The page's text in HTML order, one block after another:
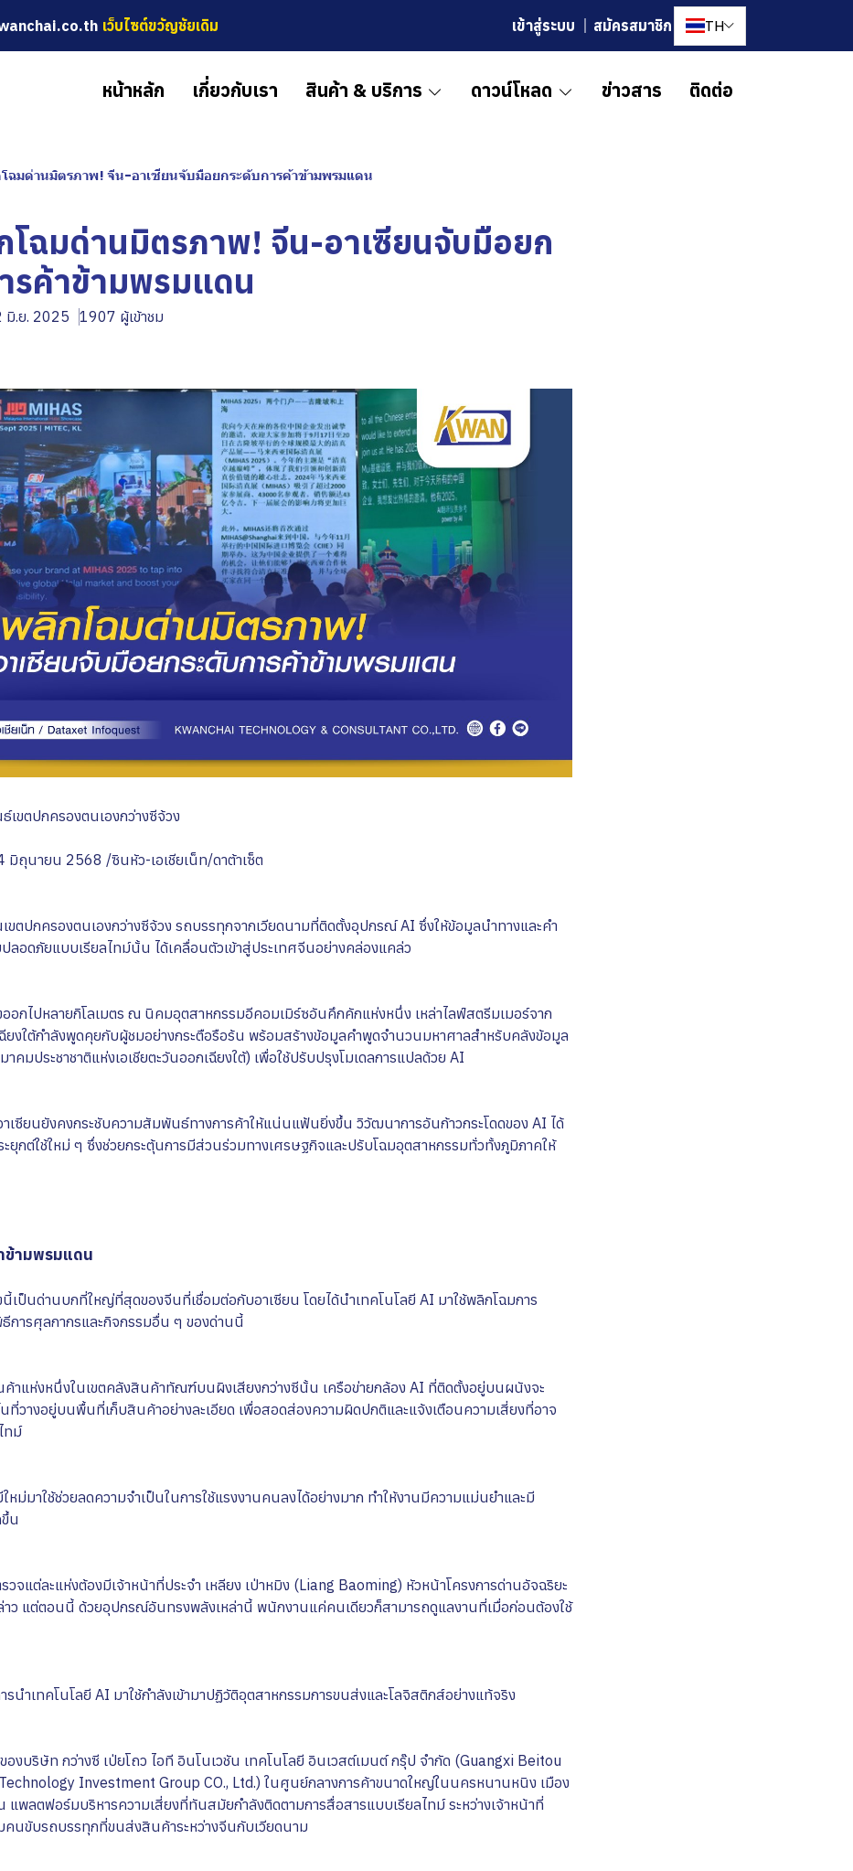
เว็บไซต์ขวัญชัยเดิม เข้าสู่ระบบ สมัครสมาชิก TH
หน้าหลัก เกี่ยวกับเรา สินค้า & บริการ ดาวน์โหลด ข่าวสาร ติดต่อ
ฉมด่านมิตรภาพ! จีน-อาเซียนจับมือยกระดับการค้าข้ามพรมแดน
ฉมด่านมิตรภาพ! จีน-อาเซียนจับมือยก
รค้าข้ามพรมแดน
มิ.ย. 2025 1907 ผู้เข้าชม
เขตปกครองตนเองกว่างซีจ้วง
มิถุนายน 2568 /ซินหัว-เอเชียเน็ท/ดาต้าเซ็ต
ขตปกครองตนเองกว่างซีจ้วง รถบรรทุกจากเวียดนามที่ติดตั้งอุปกรณ์ AI ซึ่งให้ข้อมูลนำทางและคำ
ลอดภัยแบบเรียลไทม์นั้น ได้เคลื่อนตัวเข้าสู่ประเทศจีนอย่างคล่องแคล่ว
อกไปหลายกิโลเมตร ณ นิคมอุตสาหกรรมอีคอมเมิร์ซอันคึกคักแห่งหนึ่ง เหล่าไลฟ์สตรีมเมอร์จาก
ฉียงใต้กำลังพูดคุยกับผู้ชมอย่างกระตือรือร้น พร้อมสร้างข้อมูลคำพูดจำนวนมหาศาลสำหรับคลังข้อมูล
คมประชาชาติแห่งเอเชียตะวันออกเฉียงใต้) เพื่อใช้ปรับปรุงโมเดลการแปลด้วย AI
เซียนยังคงกระชับความสัมพันธ์ทางการค้าให้แน่นแฟ้นยิ่งขึ้น วิวัฒนาการอันก้าวกระโดดของ AI ได้
ะยุกต์ใช้ใหม่ ๆ ซึ่งช่วยกระตุ้นการมีส่วนร่วมทางเศรษฐกิจและปรับโฉมอุตสาหกรรมทั่วทั้งภูมิภาคให้
ข้ามพรมแดน
เป็นด่านบกที่ใหญ่ที่สุดของจีนที่เชื่อมต่อกับอาเซียน โดยได้นำเทคโนโลยี AI มาใช้พลิกโฉมการ
การศุลกากรและกิจกรรมอื่น ๆ ของด่านนี้
าแห่งหนึ่งในเขตคลังสินค้าทัณฑ์บนผิงเสียงกว่างซีนั้น เครือข่ายกล้อง AI ที่ติดตั้งอยู่บนผนังจะ
วางอยู่บนพื้นที่เก็บสินค้าอย่างละเอียด เพื่อสอดส่องความผิดปกติและแจ้งเตือนความเสี่ยงที่อาจ
ทม์
หม่มาใช้ช่วยลดความจำเป็นในการใช้แรงงานคนลงได้อย่างมาก ทำให้งานมีความแม่นยำและมี
น
จแต่ละแห่งต้องมีเจ้าหน้าที่ประจำ เหลียง เป่าหมิง (Liang Baoming) หัวหน้าโครงการด่านอัจฉริยะ
ว แต่ตอนนี้ ด้วยอุปกรณ์อันทรงพลังเหล่านี้ พนักงานแค่คนเดียวก็สามารถดูแลงานที่เมื่อก่อนต้องใช้
นำเทคโนโลยี AI มาใช้กำลังเข้ามาปฏิวัติอุตสาหกรรมการขนส่งและโลจิสติกส์อย่างแท้จริง
งบริษัท กว่างซี เป่ยโถว ไอที อินโนเวชัน เทคโนโลยี อินเวสต์เมนต์ กรุ๊ป จำกัด (Guangxi Beitou
Investment Group CO., Ltd.) ในศูนย์กลางการค้าขนาดใหญ่ในนครหนานหนิง เมือง
แพลตฟอร์มบริหารความเสี่ยงที่ทันสมัยกำลังติดตามการสื่อสารแบบเรียลไทม์ ระหว่างเจ้าหน้าที่
นขับรถบรรทุกที่ขนส่งสินค้าระหว่างจีนกับเวียดนาม